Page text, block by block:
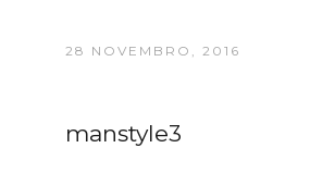
28 NOVEMBRO, 2016
manstyle3